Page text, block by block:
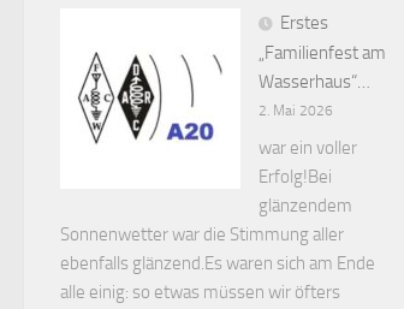
Erstes
„Familienfest am
Wasserhaus“…
2. Mai 2026
war ein voller
Erfolg!Bei
glänzendem
Sonnenwetter war die Stimmung aller
ebenfalls glänzend.Es waren sich am Ende
alle einig: so etwas müssen wir öfters